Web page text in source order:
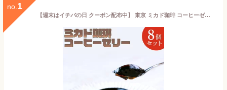
no. 1
【週末はイチバの日 クーポン配布中】 東京 ミカド珈琲 コーヒーゼリー8個セット [冷やしておいしい 珈琲 喫茶店の味 食後のデザート スイーツ お返し 出産 結婚 ギフト 甘味グルメ 産地直送 贅沢ギフト プレゼント ハロウィン 人気 高級 お菓子